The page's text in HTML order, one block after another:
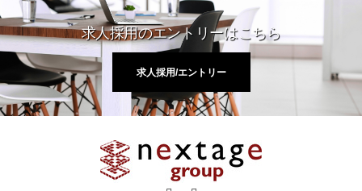
求人採用のエントリーはこちら
求人採用/エントリー